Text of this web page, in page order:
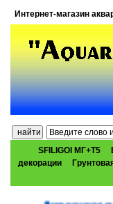
Интернет-магазин
SFILIGOI МГ+Т5
декорации